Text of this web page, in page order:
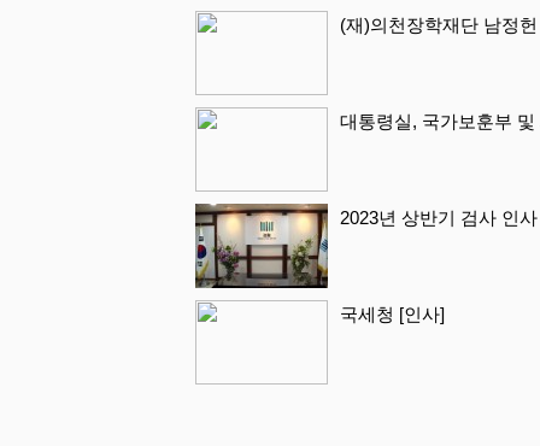
(재)의천장학재단 남정
대통령실, 국가보훈부
2023년 상반기 검사 인사
국세청 [인사]